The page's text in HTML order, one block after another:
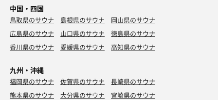
中国・四国
鳥取県のサウナ 島根県のサウナ
岡山県のサウナ
広島県のサウナ
山口県のサウナ
徳島県のサウナ
香川県のサウナ
愛媛県のサウナ 高知県のサウナ
九州・沖縄
福岡県のサウナ 佐賀県のサウナ
長崎県のサウナ
熊本県のサウナ
大分県のサウナ
宮崎県のサウナ